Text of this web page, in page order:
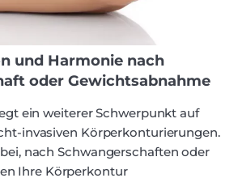
und Harmonie nach
oder Gewichtsabnahme
ein weiterer Schwerpunkt auf
invasiven Körperkonturierungen.
nach Schwangerschaften oder
Ihre Körperkontur